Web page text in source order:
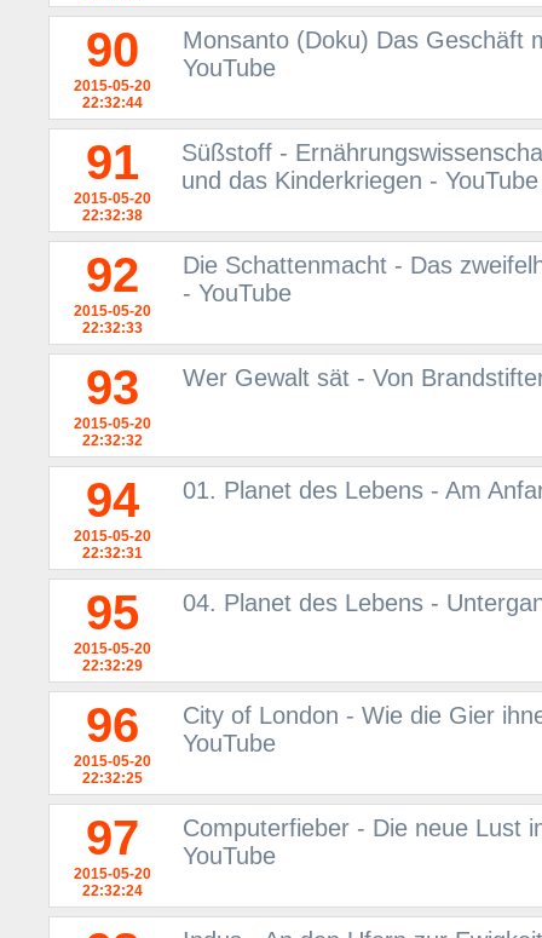
90
2015-05-20
22:32:44
Monsanto (Doku) Das Geschäft
YouTube
91
2015-05-20
22:32:38
Süßstoff -
und das Kinderkriegen - YouTube
92
2015-05-20
22:32:33
Die Schattenmacht - Das
- YouTube
93
2015-05-20
22:32:32
Wer Gewalt sät - Von
94
2015-05-20
22:32:31
01. Planet des Lebens - Am
95
2015-05-20
22:32:29
04. Planet des Lebens -
96
2015-05-20
22:32:25
City of London - Wie die Gier
YouTube
97
2015-05-20
22:32:24
Computerfieber - Die neue Lust
YouTube